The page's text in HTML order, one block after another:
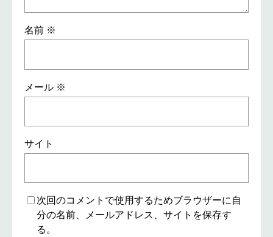
名前 ※
メール ※
サイト
次回のコメントで使用するためブラウザーに自
分の名前、メールアドレス、サイトを保存す
る。